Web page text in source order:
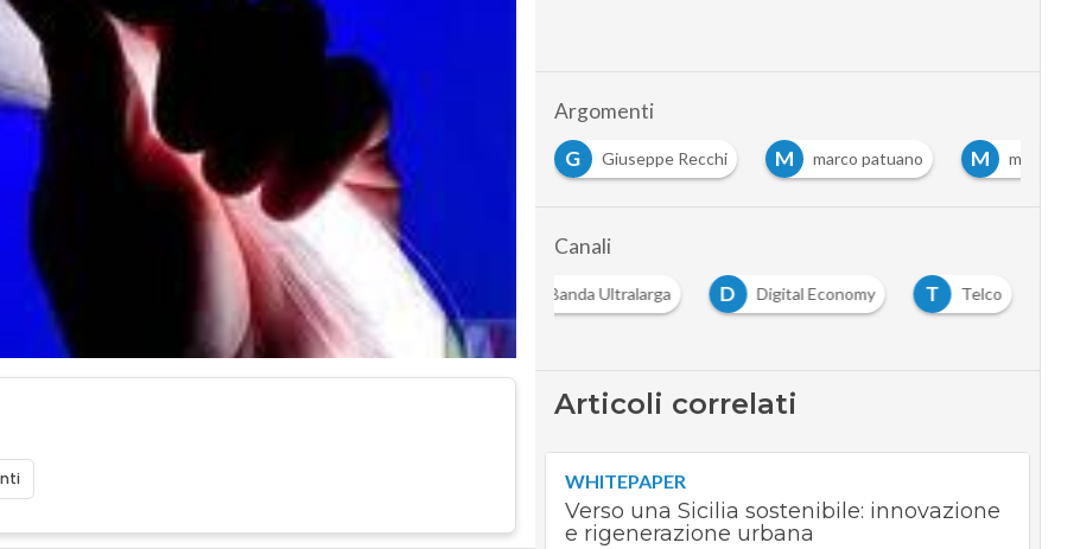
Argomenti
B
G Giuseppe Recchi M marco patuano M matteo
Canali
Banda Ultralarga D Digital Economy T Telco
Articoli correlati
WHITEPAPER
Verso una Sicilia sostenibile: innovazione
e rigenerazione urbana